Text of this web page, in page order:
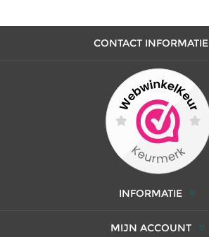
CONTACT INFORMATIE
INFORMATIE
MIJN ACCOUNT